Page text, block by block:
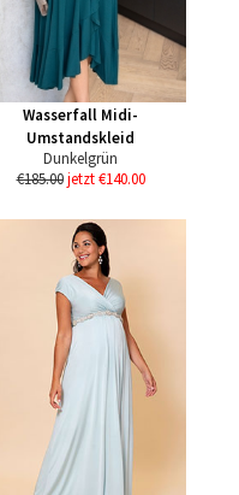
Wasserfall Midi-
Umstandskleid
Dunkelgrün
€185.00 jetzt €140.00